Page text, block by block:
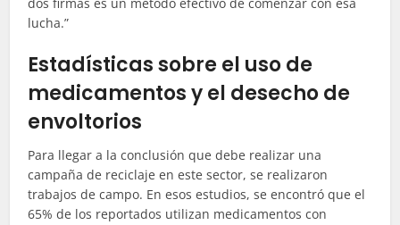
lucha.”
Estadísticas sobre el uso de
medicamentos y el desecho de
envoltorios
Para llegar a la conclusión que debe realizar una
campaña de reciclaje en este sector, se realizaron
trabajos de campo. En esos estudios, se encontró que el
65% de los reportados utilizan medicamentos con